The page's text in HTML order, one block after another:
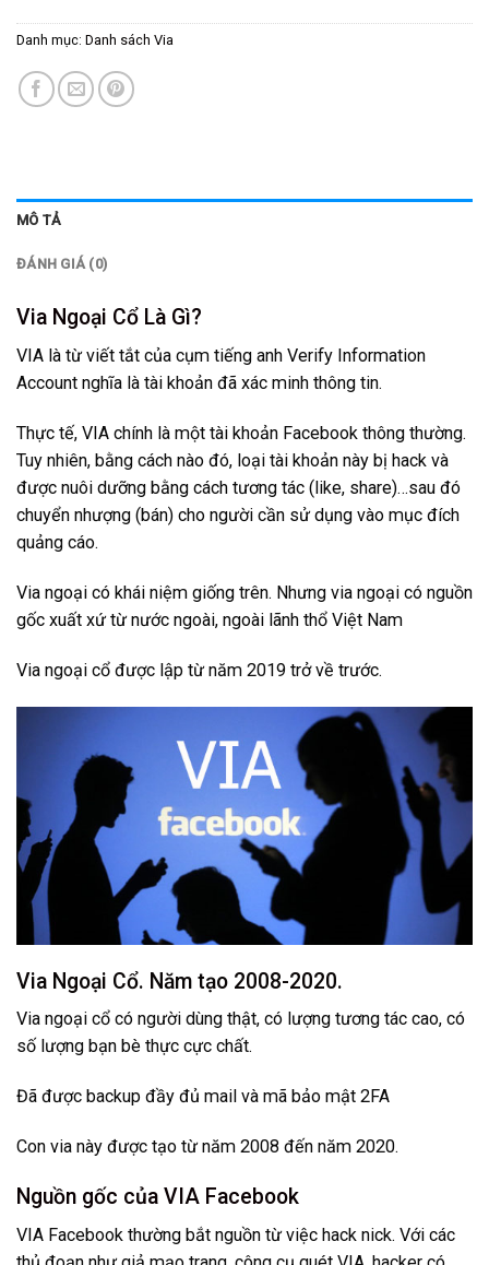
Danh mục: Danh sách Via
MÔ TẢ
ĐÁNH GIÁ (0)
Via Ngoại Cổ Là Gì?
VIA là từ viết tắt của cụm tiếng anh Verify Information
Account nghĩa là tài khoản đã xác minh thông tin.
Thực tế, VIA chính là một tài khoản Facebook thông thường.
Tuy nhiên, bằng cách nào đó, loại tài khoản này bị hack và
được nuôi dưỡng bằng cách tương tác (like, share)…sau đó
chuyển nhượng (bán) cho người cần sử dụng vào mục đích
quảng cáo.
Via ngoại có khái niệm giống trên. Nhưng via ngoại có nguồn
gốc xuất xứ từ nước ngoài, ngoài lãnh thổ Việt Nam
Via ngoại cổ được lập từ năm 2019 trở về trước.
Via Ngoại Cổ. Năm tạo 2008-2020.
Via ngoại cổ có người dùng thật, có lượng tương tác cao, có
số lượng bạn bè thực cực chất.
Đã được backup đầy đủ mail và mã bảo mật 2FA
Con via này được tạo từ năm 2008 đến năm 2020.
Nguồn gốc của VIA Facebook
VIA Facebook thường bắt nguồn từ việc hack nick. Với các